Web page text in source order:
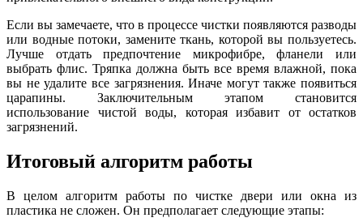
Если вы замечаете, что в процессе чистки появляются разводы
или водные потоки, замените ткань, которой вы пользуетесь.
Лучше отдать предпочтение микрофибре, фланели или
выбрать флис. Тряпка должна быть все время влажной, пока
вы не удалите все загрязнения. Иначе могут также появиться
царапины. Заключительным этапом становится
использование чистой воды, которая избавит от остатков
загрязнений.
Итоговый алгоритм работы
В целом алгоритм работы по чистке двери или окна из
пластика не сложен. Он предполагает следующие этапы: